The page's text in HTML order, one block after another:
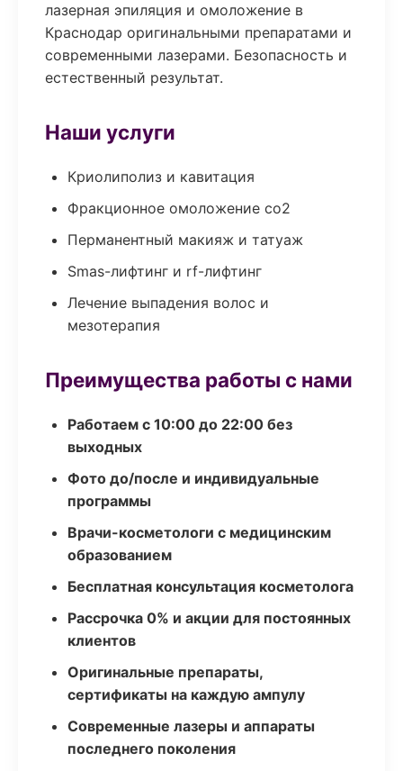
лазерная эпиляция и омоложение в
Краснодар оригинальными препаратами и
современными лазерами. Безопасность и
естественный результат.
Наши услуги
Криолиполиз и кавитация
Фракционное омоложение co2
Перманентный макияж и татуаж
Smas-лифтинг и rf-лифтинг
Лечение выпадения волос и
мезотерапия
Преимущества работы с нами
Работаем с 10:00 до 22:00 без
выходных
Фото до/после и индивидуальные
программы
Врачи-косметологи с медицинским
образованием
Бесплатная консультация косметолога
Рассрочка 0% и акции для постоянных
клиентов
Оригинальные препараты,
сертификаты на каждую ампулу
Современные лазеры и аппараты
последнего поколения